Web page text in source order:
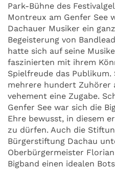
Park-Bühne des
Montreux am Genfer See
Dachauer Musiker ein
Begeisterung von
hatte sich auf seine
faszinierten mit ihrem
Spielfreude das
mehrere hundert Zuhörer
vehement eine Zugabe.
Genfer See war sich die
Ehre bewusst, in diesem
zu dürfen. Auch die
Bürgerstiftung Dachau
Oberbürgermeister
Bigband einen idealen